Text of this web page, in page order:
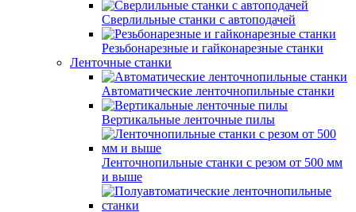
Сверлильные станки с автоподачей
Резьбонарезные и гайконарезные станки
Ленточные станки
Автоматические ленточнопильные станки
Вертикальные ленточные пилы
Ленточнопильные станки с резом от 500 мм
и выше